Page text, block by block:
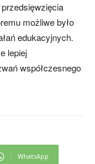
możliwe było
edukacyjnych.
lepiej
współczesnego
WhatsApp